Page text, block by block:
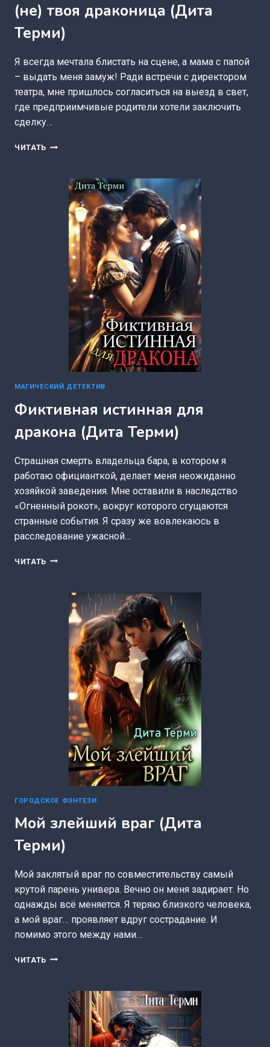
(не) твоя драконица (Дита
Терми)
Я всегда мечтала блистать на сцене, а мама с папой
– выдать меня замуж! Ради встречи с директором
театра, мне пришлось согласиться на выезд в свет,
где предприимчивые родители хотели заключить
сделку…
ЧИТАТЬ (НЕ)
(ДИТА
ТЕРМИ)
МАГИЧЕСКИЙ ДЕТЕКТИВ
Фиктивная истинная для
дракона (Дита Терми)
Страшная смерть владельца бара, в котором я
работаю официанткой, делает меня неожиданно
хозяйкой заведения. Мне оставили в наследство
«Огненный рокот», вокруг которого сгущаются
странные события. Я сразу же вовлекаюсь в
расследование ужасной…
ЧИТАТЬ ФИКТИВНАЯ
ДРАКОНА
(ДИТА
ТЕРМИ)
ГОРОДСКОЕ ФЭНТЕЗИ
Мой злейший враг (Дита
Терми)
Мой заклятый враг по совместительству самый
крутой парень универа. Вечно он меня задирает. Но
однажды всё меняется. Я теряю близкого человека,
а мой враг… проявляет вдруг сострадание. И
помимо этого между нами…
ЧИТАТЬ МОЙ
(ДИТА
ТЕРМИ)